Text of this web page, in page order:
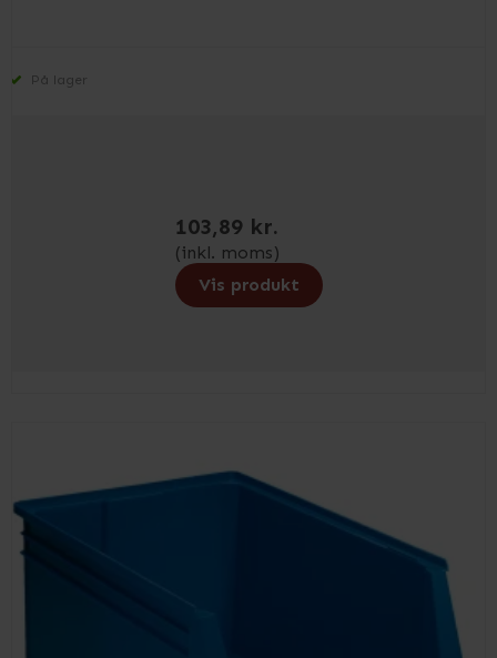
På lager
103,89 kr.
(inkl. moms)
Vis produkt